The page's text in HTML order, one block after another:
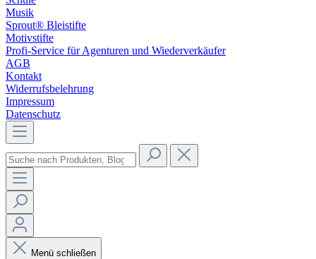
Musik
Sprout® Bleistifte
Motivstifte
Profi-Service für Agenturen und Wiederverkäufer
AGB
Kontakt
Widerrufsbelehrung
Impressum
Datenschutz
Menü schließen